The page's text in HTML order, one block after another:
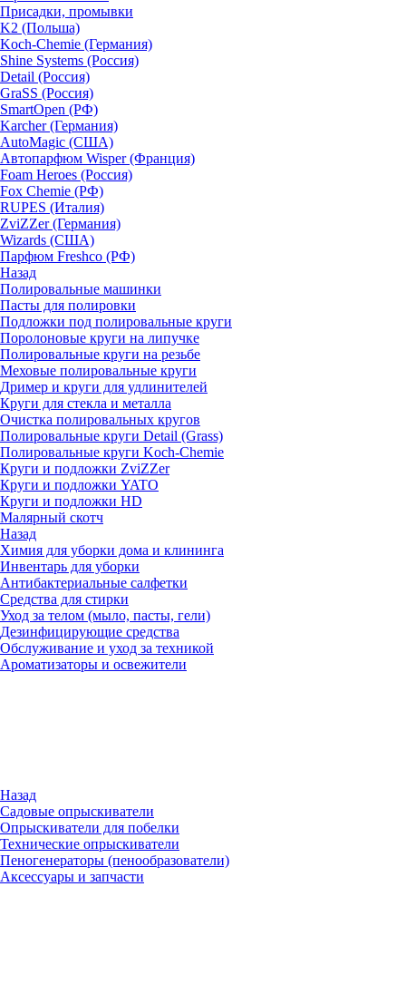
Присадки, промывки
K2 (Польша)
Koch-Chemie (Германия)
Shine Systems (Россия)
Detail (Россия)
GraSS (Россия)
SmartOpen (РФ)
Karcher (Германия)
AutoMagic (США)
Автопарфюм Wisper (Франция)
Foam Heroes (Россия)
Fox Chemie (РФ)
RUPES (Италия)
ZviZZer (Германия)
Wizards (США)
Парфюм Freshco (РФ)
Назад
Полировальные машинки
Пасты для полировки
Подложки под полировальные круги
Поролоновые круги на липучке
Полировальные круги на резьбе
Меховые полировальные круги
Дример и круги для удлинителей
Круги для стекла и металла
Очистка полировальных кругов
Полировальные круги Detail (Grass)
Полировальные круги Koch-Chemie
Круги и подложки ZviZZer
Круги и подложки YATO
Круги и подложки HD
Малярный скотч
Назад
Химия для уборки дома и клининга
Инвентарь для уборки
Антибактериальные салфетки
Средства для стирки
Уход за телом (мыло, пасты, гели)
Дезинфицирующие средства
Обслуживание и уход за техникой
Ароматизаторы и освежители
Назад
Садовые опрыскиватели
Опрыскиватели для побелки
Технические опрыскиватели
Пеногенераторы (пенообразователи)
Аксессуары и запчасти